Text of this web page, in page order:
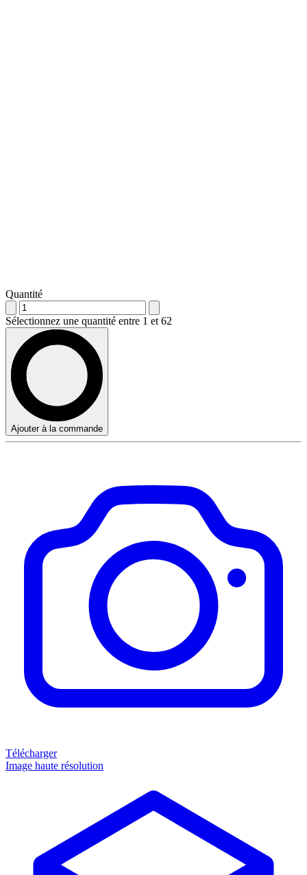
Quantité
Sélectionnez une quantité entre 1 et 62
Ajouter à la commande
Télécharger
Image haute résolution